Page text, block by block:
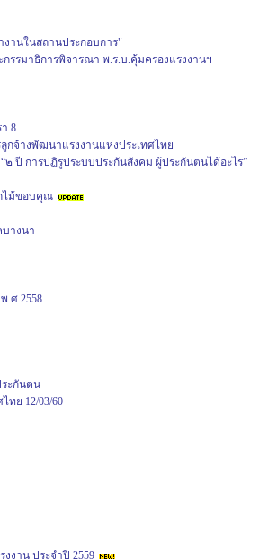
านในสถานประกอบการ"
รมาธิการพิจารณา พ.ร.บ.คุ้มครองแรงงานฯ
8
กจ้างพัฒนาแรงงานแห่งประเทศไทย
ปี การปฏิรูประบบประกันสังคม ผู้ประกันตนได้อะไร”
ไม้ขอบคุณ
บางนา
.ศ.2558
ะกันตน
ทย 12/03/60
งาน ประจำปี 2559